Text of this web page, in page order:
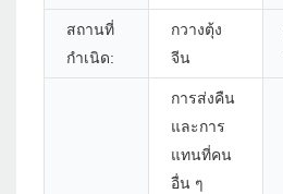
สถานที่
กำเนิด:
กวางตุ้ง
จีน
การส่งคืน
และการ
แทนที่คน
อื่น ๆ